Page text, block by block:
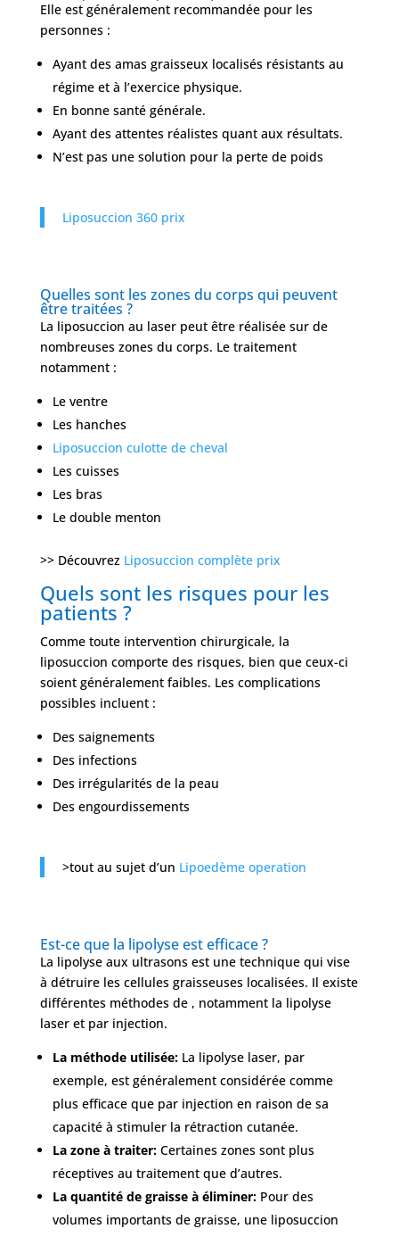
Elle est généralement recommandée pour les
personnes :
Ayant des amas graisseux localisés résistants au
régime et à l’exercice physique.
En bonne santé générale.
Ayant des attentes réalistes quant aux résultats.
N’est pas une solution pour la perte de poids
Liposuccion 360 prix
Quelles sont les zones du corps qui peuvent
être traitées ?
La liposuccion au laser peut être réalisée sur de
nombreuses zones du corps. Le traitement
notamment :
Le ventre
Les hanches
Liposuccion culotte de cheval
Les cuisses
Les bras
Le double menton
>> Découvrez Liposuccion complète prix
Quels sont les risques pour les
patients ?
Comme toute intervention chirurgicale, la
liposuccion comporte des risques, bien que ceux-ci
soient généralement faibles. Les complications
possibles incluent :
Des saignements
Des infections
Des irrégularités de la peau
Des engourdissements
>tout au sujet d’un Lipoedème operation
Est-ce que la lipolyse est efficace ?
La lipolyse aux ultrasons est une technique qui vise
à détruire les cellules graisseuses localisées. Il existe
différentes méthodes de , notamment la lipolyse
laser et par injection.
La méthode utilisée:La lipolyse laser, par
exemple, est généralement considérée comme
plus efficace que par injection en raison de sa
capacité à stimuler la rétraction cutanée.
La zone à traiter:Certaines zones sont plus
réceptives au traitement que d’autres.
La quantité de graisse à éliminer:Pour des
volumes importants de graisse, une liposuccion